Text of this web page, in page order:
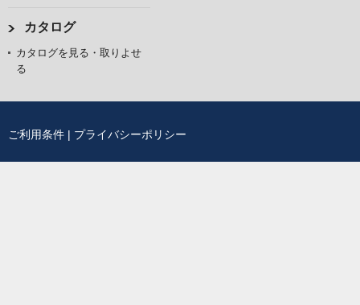
カタログ
カタログを見る・取りよせ
る
ご利用条件 | プライバシーポリシー